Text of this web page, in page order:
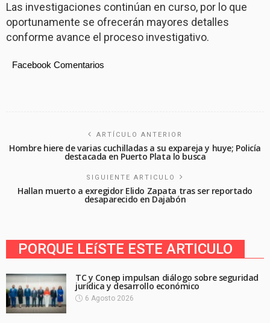
Las investigaciones continúan en curso, por lo que
oportunamente se ofrecerán mayores detalles
conforme avance el proceso investigativo.
Facebook Comentarios
ARTÍCULO ANTERIOR
Hombre hiere de varias cuchilladas a su expareja y huye; Policía
destacada en Puerto Plata lo busca
SIGUIENTE ARTICULO
Hallan muerto a exregidor Elido Zapata tras ser reportado
desaparecido en Dajabón
PORQUE LEíSTE ESTE ARTICULO
TC y Conep impulsan diálogo sobre seguridad
jurídica y desarrollo económico
6 Agosto 2026